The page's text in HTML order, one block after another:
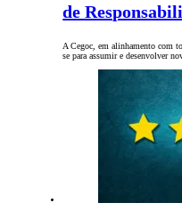
de
A Cegoc, em alinhamento com
se para assumir e desenvolver